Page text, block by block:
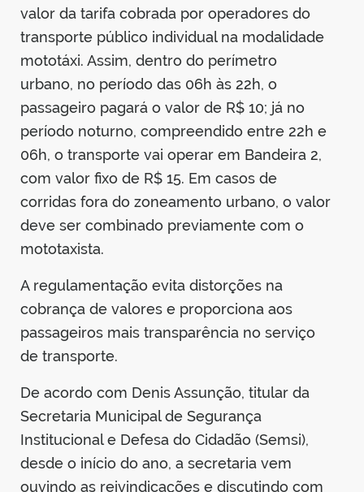
valor da tarifa cobrada por operadores do
transporte público individual na modalidade
mototáxi. Assim, dentro do perímetro
urbano, no período das 06h às 22h, o
passageiro pagará o valor de R$ 10; já no
período noturno, compreendido entre 22h e
06h, o transporte vai operar em Bandeira 2,
com valor fixo de R$ 15. Em casos de
corridas fora do zoneamento urbano, o valor
deve ser combinado previamente com o
mototaxista.
A regulamentação evita distorções na
cobrança de valores e proporciona aos
passageiros mais transparência no serviço
de transporte.
De acordo com Denis Assunção, titular da
Secretaria Municipal de Segurança
Institucional e Defesa do Cidadão (Semsi),
desde o início do ano, a secretaria vem
ouvindo as reivindicações e discutindo com